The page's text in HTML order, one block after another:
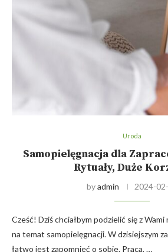
Uroda
Samopielęgnacja dla
Rytuały, Duże
byadmin 2024-
Cześć! Dziś chciałbym podzielić się z
na temat samopielęgnacji. W dzisiejszym
łatwo jest zapomnieć o sobie. Praca, …